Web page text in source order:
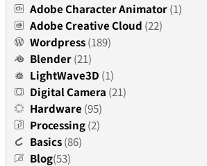
Adobe Character Animator(1)
Adobe Creative Cloud (22)
Wordpress(189)
Blender(21)
LightWave3D (1)
Digital Camera (21)
Hardware (95)
Processing(2)
Basics(86)
Blog(53)